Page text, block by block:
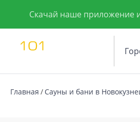
Скачай наше приложение
Главная Сауны и бани в